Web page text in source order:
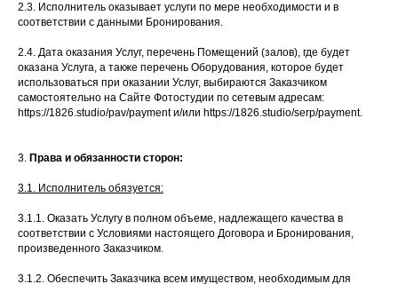
2.3. Исполнитель оказывает услуги по мере необходимости и в
соответствии с данными Бронирования.
2.4. Дата оказания Услуг, перечень Помещений (залов), где будет
оказана Услуга, а также перечень Оборудования, которое будет
использоваться при оказании Услуг, выбираются Заказчиком
самостоятельно на Сайте Фотостудии по сетевым адресам:
https://1826.studio/pav/payment и/или https://1826.studio/serp/payment.
3. Права и обязанности сторон:
3.1. Исполнитель обязуется:
3.1.1. Оказать Услугу в полном объеме, надлежащего качества в
соответствии с Условиями настоящего Договора и Бронирования,
произведенного Заказчиком.
3.1.2. Обеспечить Заказчика всем имуществом, необходимым для